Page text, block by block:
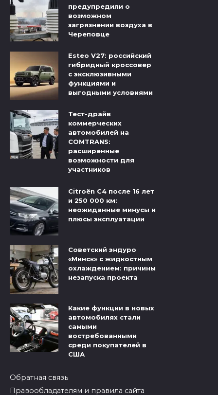
предупредили о
возможном
загрязнении воздуха в
Череповце
Esteo V27: российский
гибридный кроссовер
с эксклюзивными
функциями и
выгодными условиями
Тест-драйв
коммерческих
автомобилей на
COMTRANS:
расширенные
возможности для
участников
Citroёn C4 после 16 лет
и 250 000 км:
неожиданные минусы и
плюсы эксплуатации
Советский эндуро
«Минск» с жидкостным
охлаждением: причины
незапуска проекта
Какие функции в новых
автомобилях стали
самыми
востребованными
среди покупателей в
США
Обратная связь
Правообладателям и правила сайта